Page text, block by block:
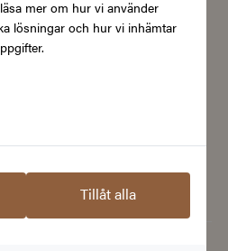
mer om hur vi använder
lösningar och hur vi inhämtar
Tillåt alla
Renovering & Bygg
Smycken & Klockor